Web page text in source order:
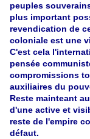
peuples
plus important
revendication de
coloniale est une
C'est cela
pensée
compromissions
auxiliaires du
Reste mainteant
d'une active et
reste de l'empire
défaut.